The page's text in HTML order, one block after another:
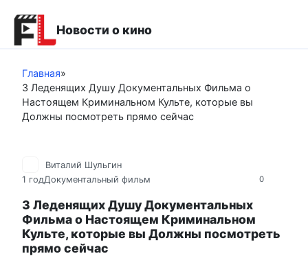
контенту
Новости о кино
Главная»
3 Леденящих Душу Документальных Фильма о
Настоящем Криминальном Культе, которые вы
Должны посмотреть прямо сейчас
0
Виталий Шульгин
1 годДокументальный фильм
3 Леденящих Душу Документальных
Фильма о Настоящем Криминальном
Культе, которые вы Должны посмотреть
прямо сейчас